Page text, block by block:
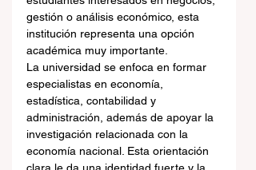
gestión o análisis económico, esta
institución representa una opción
académica muy importante.
La universidad se enfoca en formar
especialistas en economía,
estadística, contabilidad y
administración, además de apoyar la
investigación relacionada con la
economía nacional. Esta orientación